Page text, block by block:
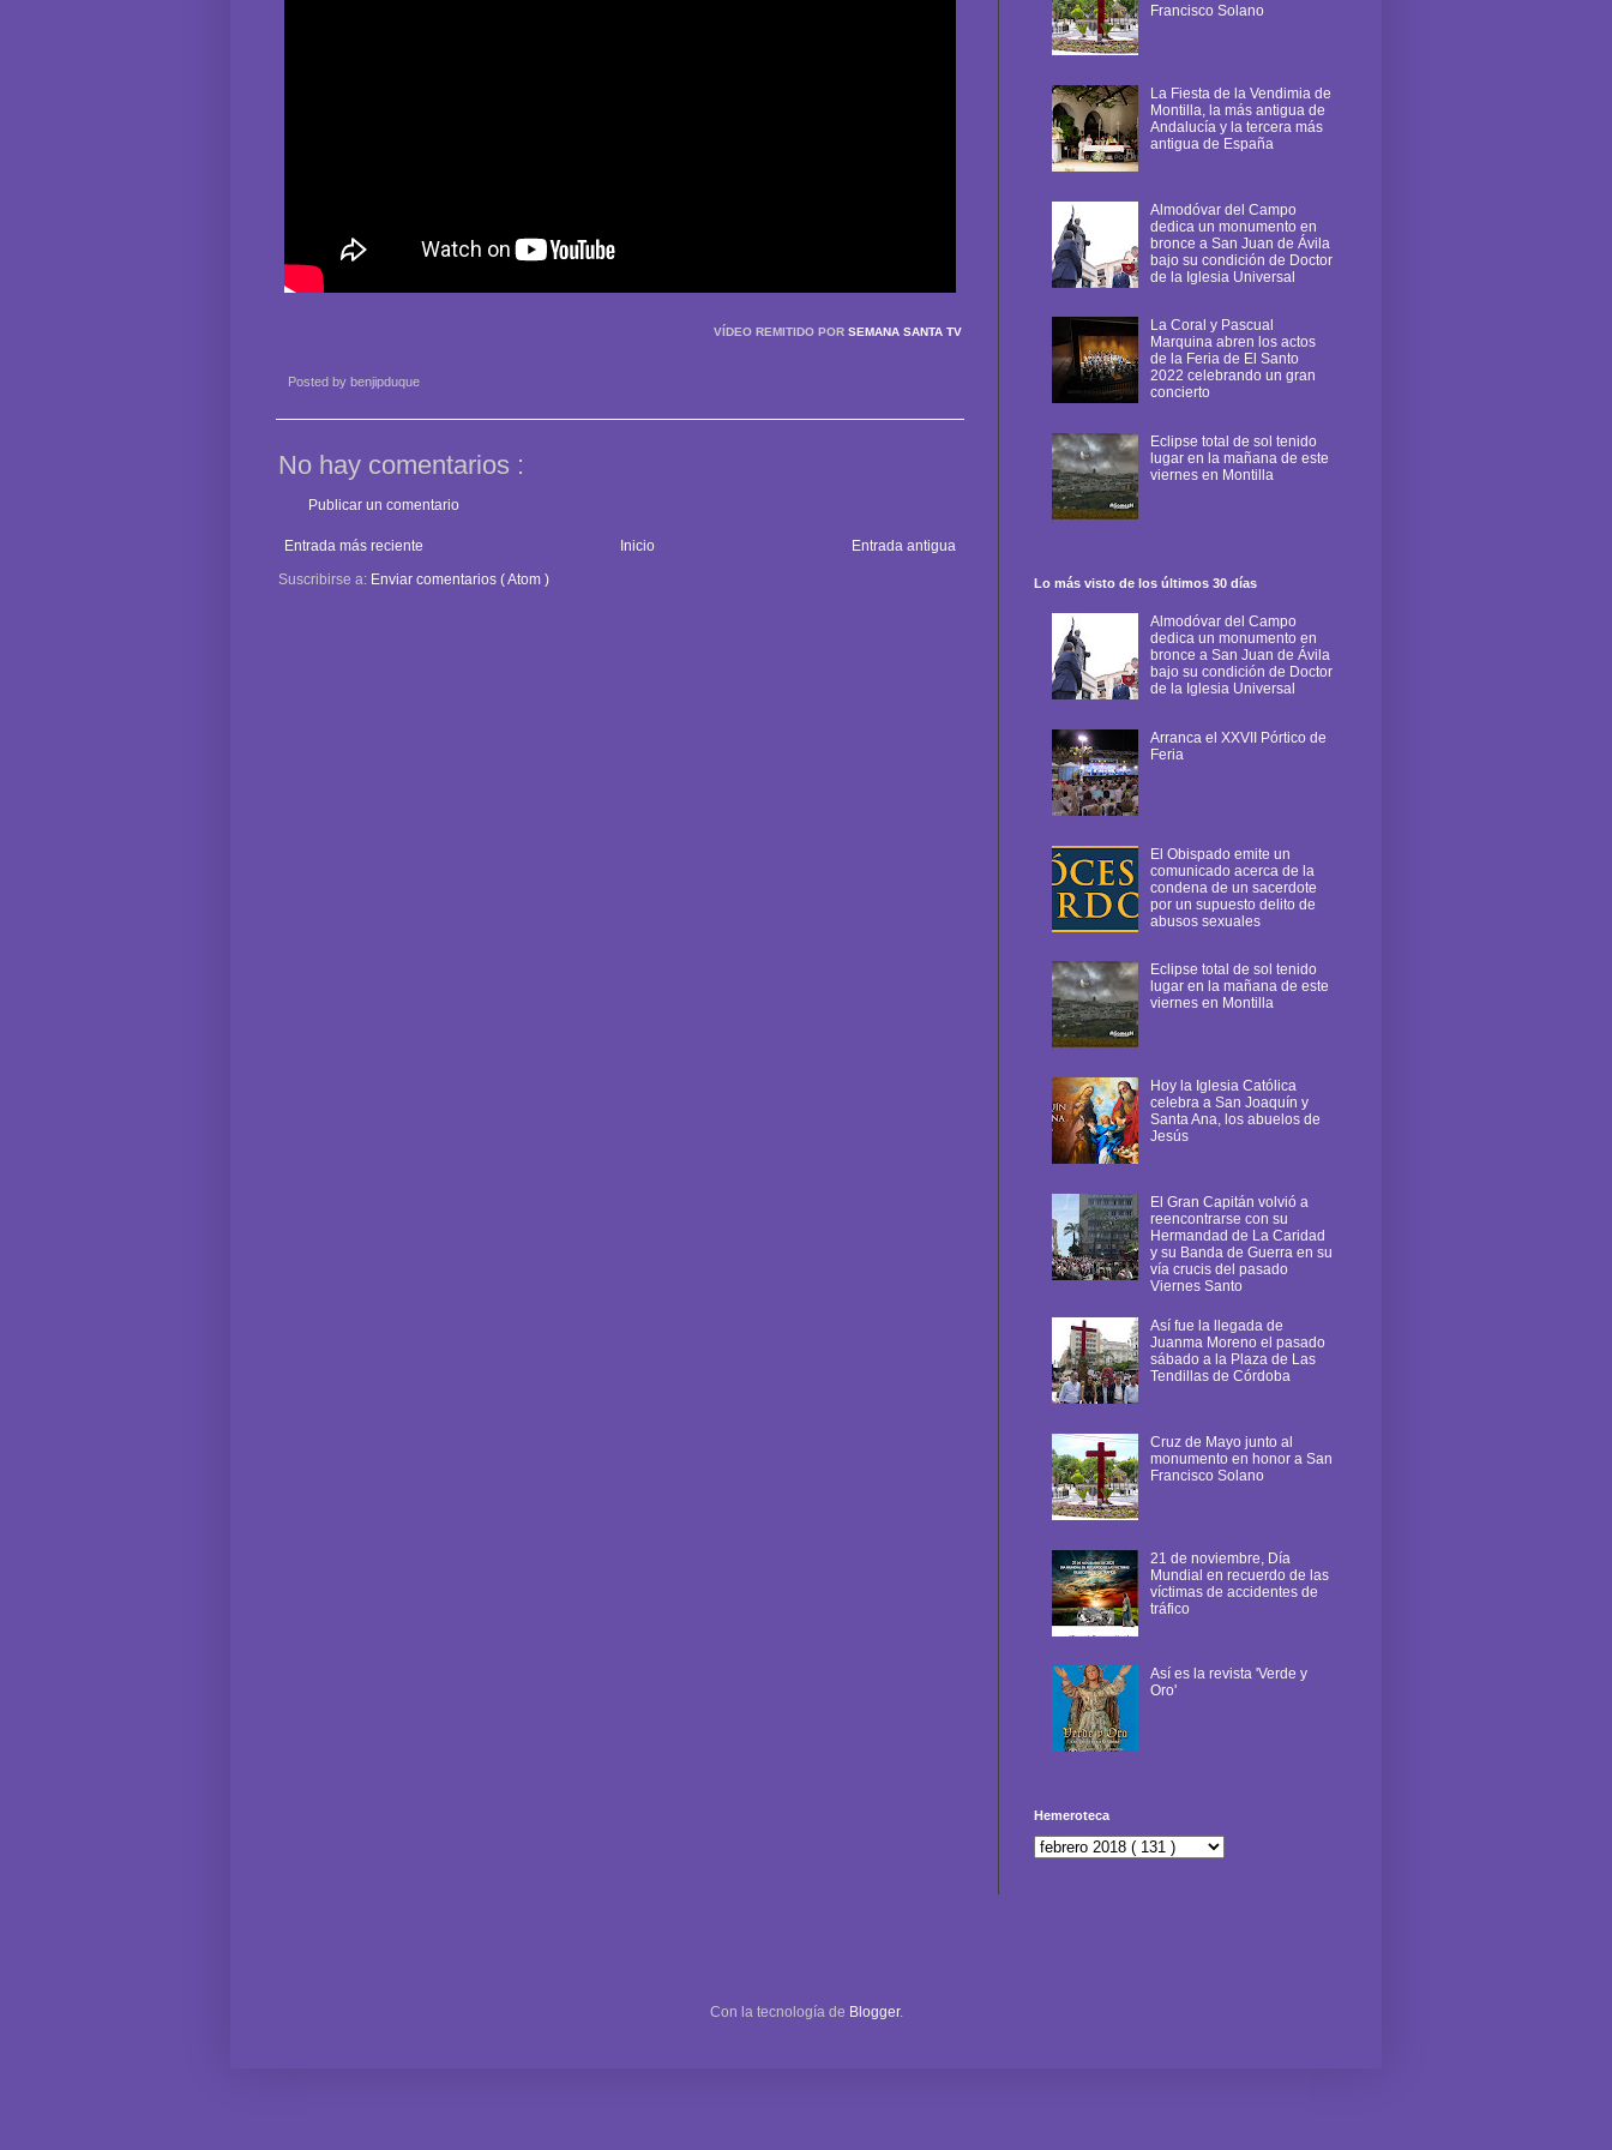
VÍDEO REMITIDO POR SEMANA SANTA TV
Posted by benjipduque
No hay comentarios :
Publicar un comentario
Entrada más reciente Entrada antigua
Inicio
Suscribirse a: Enviar comentarios ( Atom )
Francisco Solano
La Fiesta de la Vendimia de
Montilla, la más antigua de
Andalucía y la tercera más
antigua de España
Almodóvar del Campo
dedica un monumento en
bronce a San Juan de Ávila
bajo su condición de Doctor
de la Iglesia Universal
La Coral y Pascual
Marquina abren los actos
de la Feria de El Santo
2022 celebrando un gran
concierto
Eclipse total de sol tenido
lugar en la mañana de este
viernes en Montilla
Lo más visto de los últimos 30 días
Almodóvar del Campo
dedica un monumento en
bronce a San Juan de Ávila
bajo su condición de Doctor
de la Iglesia Universal
Arranca el XXVII Pórtico de
Feria
El Obispado emite un
comunicado acerca de la
condena de un sacerdote
por un supuesto delito de
abusos sexuales
Eclipse total de sol tenido
lugar en la mañana de este
viernes en Montilla
Hoy la Iglesia Católica
celebra a San Joaquín y
Santa Ana, los abuelos de
Jesús
El Gran Capitán volvió a
reencontrarse con su
Hermandad de La Caridad
y su Banda de Guerra en su
vía crucis del pasado
Viernes Santo
Así fue la llegada de
Juanma Moreno el pasado
sábado a la Plaza de Las
Tendillas de Córdoba
Cruz de Mayo junto al
monumento en honor a San
Francisco Solano
21 de noviembre, Día
Mundial en recuerdo de las
víctimas de accidentes de
tráfico
Así es la revista 'Verde y
Oro'
Hemeroteca
Con la tecnología de Blogger.